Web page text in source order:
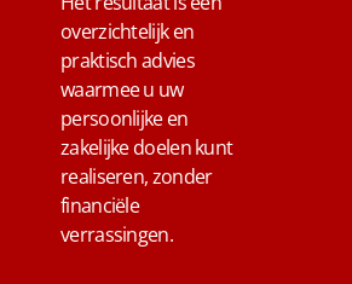
overzichtelijk en
praktisch advies
waarmee u uw
persoonlijke en
zakelijke doelen kunt
realiseren, zonder
financiële
verrassingen.